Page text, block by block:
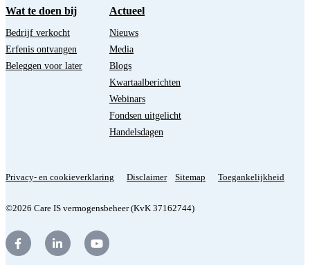
Wat te doen bij
Bedrijf verkocht
Erfenis ontvangen
Beleggen voor later
Actueel
Nieuws
Media
Blogs
Kwartaalberichten
Webinars
Fondsen uitgelicht
Handelsdagen
Privacy- en cookieverklaring Disclaimer Sitemap Toegankelijkheid
©2026 Care IS vermogensbeheer (KvK 37162744)